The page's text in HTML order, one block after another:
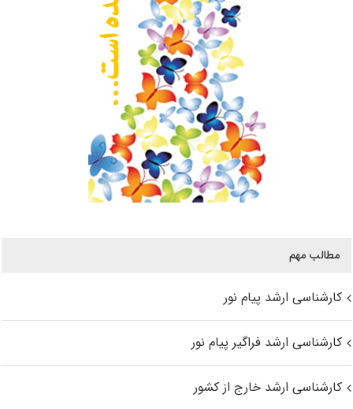
مطالب مهم
کارشناسی ارشد پیام نور
کارشناسی ارشد فراگیر پیام نور
کارشناسی ارشد خارج از کشور